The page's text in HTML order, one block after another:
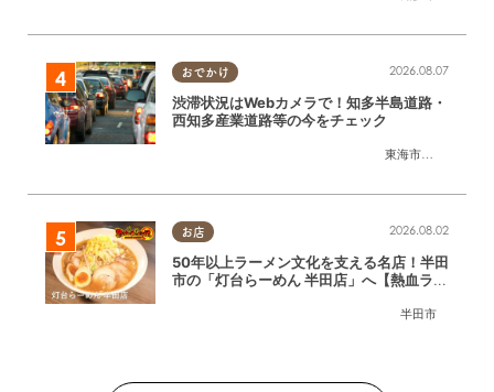
おでかけ
東海市
,大府市
2026.08.07
渋滞状況はWebカメラで！知多半島道路・
西知多産業道路等の今をチェック
お店
半田市
2026.08.02
50年以上ラーメン文化を支える名店！半田
市の「灯台らーめん 半田店」へ【熱血ラー